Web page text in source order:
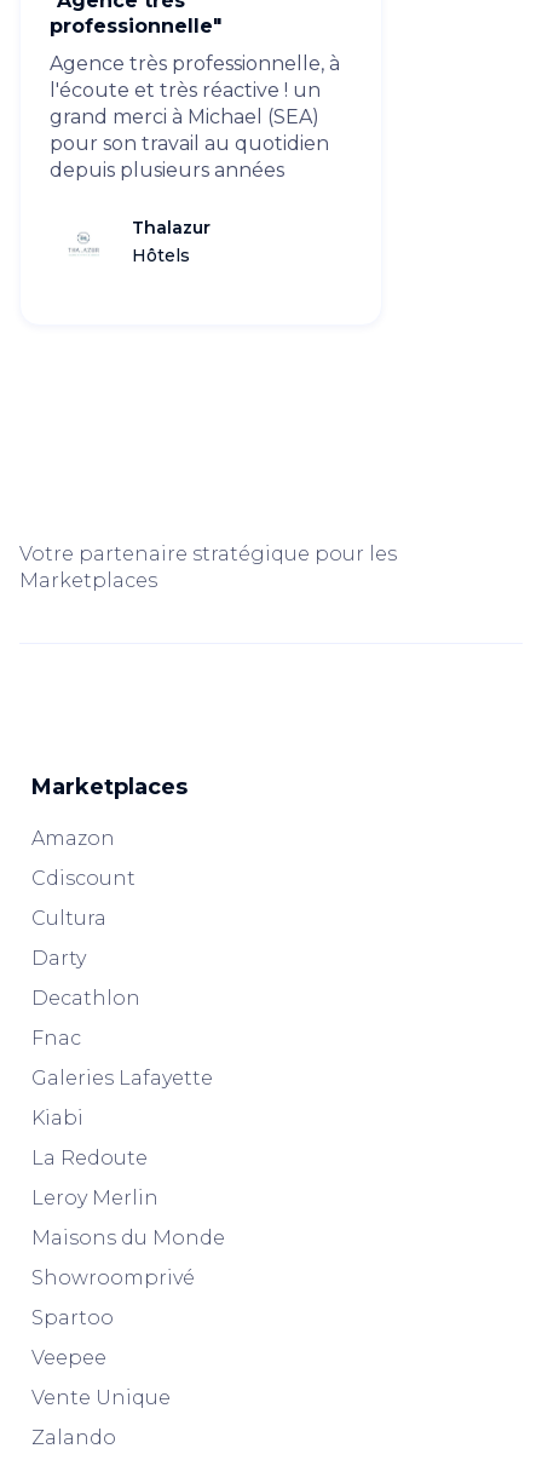
professionnelle"
Agence très professionnelle, à
l'écoute et très réactive ! un
grand merci à Michael (SEA)
pour son travail au quotidien
depuis plusieurs années
Thalazur
Hôtels
Votre partenaire stratégique pour les
Marketplaces
Marketplaces
Amazon
Cdiscount
Cultura
Darty
Decathlon
Fnac
Galeries Lafayette
Kiabi
La Redoute
Leroy Merlin
Maisons du Monde
Showroomprivé
Spartoo
Veepee
Vente Unique
Zalando